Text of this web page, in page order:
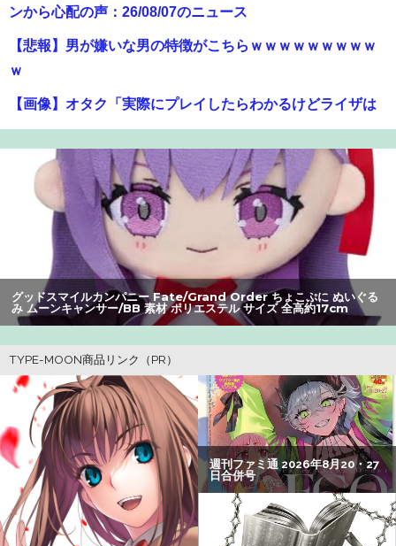
ンから心配の声：26/08/07のニュース
【悲報】男が嫌いな男の特徴がこちらｗｗｗｗｗｗｗｗｗ
ｗ
【画像】オタク「実際にプレイしたらわかるけどライザは
友達って感じで性的な目では見れないｗ」←これｗｗｗ
ｗ：26/08/06のニュース
【悲報】高市早苗に逆らった財務官僚、異例の左遷ｗｗｗ
ｗｗｗｗｗ
【爆笑】最近のオスガキ、名前がダサすぎるｗｗｗｗ ：
26/08/05のニュース
【悲報】ライザさん、おぱいを触られてしまうｗｗｗｗｗ
ｗｗｗ
【画像】美人すぎる女医、ガチで見つかる。めちゃくちゃ
いいべｗｗｗｗ ：26/08/04のニュース
夫さん、妻に「天井のシミ数えてれば終わるでな」と押し
倒されて性行為 → 凄いことになるｗｗｗｗｗ
【朗報】アマガミの棚町薫さん、最新絵でめっちゃ可愛く
なる：26/08/03のニュース
【動画】福岡の電車、複数の駅で「チンポッ」というアナ
グッドスマイルカンパニー Fate/Grand Order ちょこぷに ぬいぐる
み ムーンキャンサー/BB 素材 ポリエステル サイズ 全高約17cm